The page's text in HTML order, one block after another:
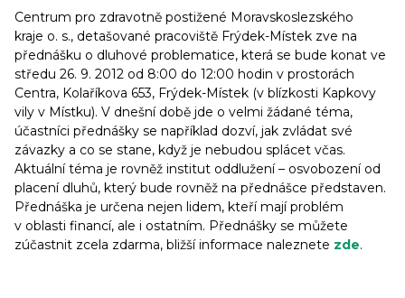
Centrum pro zdravotně postižené Moravskoslezského
kraje o. s., detašované pracoviště Frýdek-Místek zve na
přednášku o dluhové problematice, která se bude konat ve
středu 26. 9. 2012 od 8:00 do 12:00 hodin v prostorách
Centra, Kolaříkova 653, Frýdek-Místek (v blízkosti Kapkovy
vily v Místku). V dnešní době jde o velmi žádané téma,
účastníci přednášky se například dozví, jak zvládat své
závazky a co se stane, když je nebudou splácet včas.
Aktuální téma je rovněž institut oddlužení – osvobození od
placení dluhů, který bude rovněž na přednášce představen.
Přednáška je určena nejen lidem, kteří mají problém
v oblasti financí, ale i ostatním. Přednášky se můžete
zúčastnit zcela zdarma, bližší informace naleznete zde.